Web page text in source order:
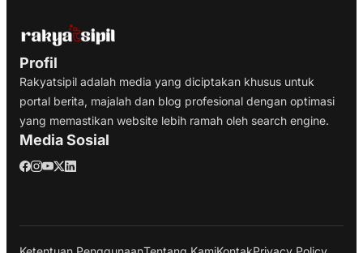
Profil
Rakyatsipil adalah media yang diciptakan khusus untuk
portal berita, majalah dan blog profesional dengan optimasi
yang memastikan website lebih ramah oleh search engine.
Media Sosial